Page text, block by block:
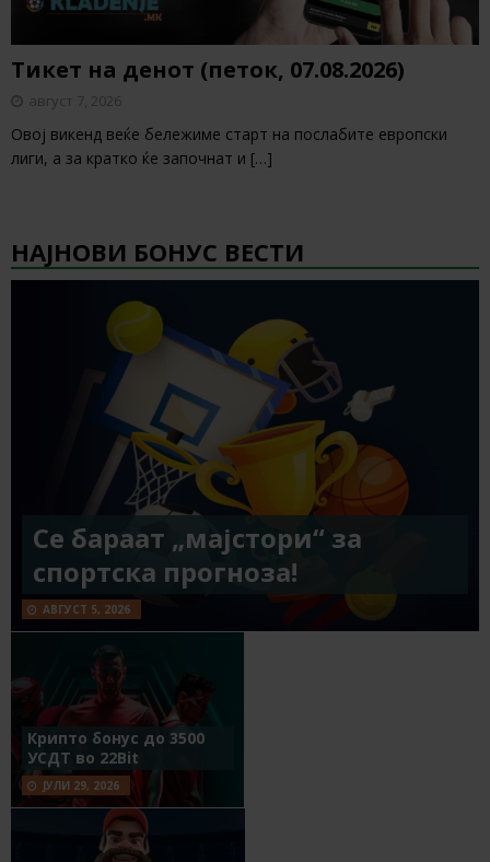
Тикет на денот (петок, 07.08.2026)
август 7, 2026
Овој викенд веќе бележиме старт на послабите европски
лиги, а за кратко ќе започнат и […]
НАЈНОВИ БОНУС ВЕСТИ
Се бараат „мајстори“ за
спортска прогноза!
АВГУСТ 5, 2026
Крипто бонус до 3500
УСДТ во 22Bit
ЈУЛИ 29, 2026